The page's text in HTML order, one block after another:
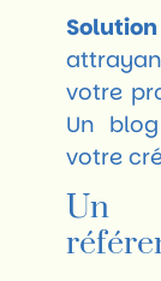
votre
Un
votre
Un